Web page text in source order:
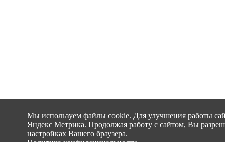
Мы используем файлы cookie. Для улучшения работы
Яндекс Метрика. Продолжая работу с сайтом, Вы
настройках Вашего браузера.